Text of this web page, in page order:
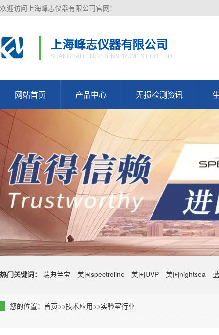
欢迎访问上海峰志仪器有限公司官网！
上海峰志仪器有限公司
SHANGHAI FENGZHI INSTRUMENT CO,.LTD
网站首页 产品中心 无损检测资讯
热门关键词： 瑞典兰宝 美国spectroline 美国UVP 美国nightsea
您的位置： 首页>>技术应用>>实验室行业